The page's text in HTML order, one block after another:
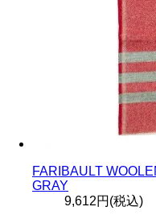
FARIBAULT
GRAY
9,612円(税込)